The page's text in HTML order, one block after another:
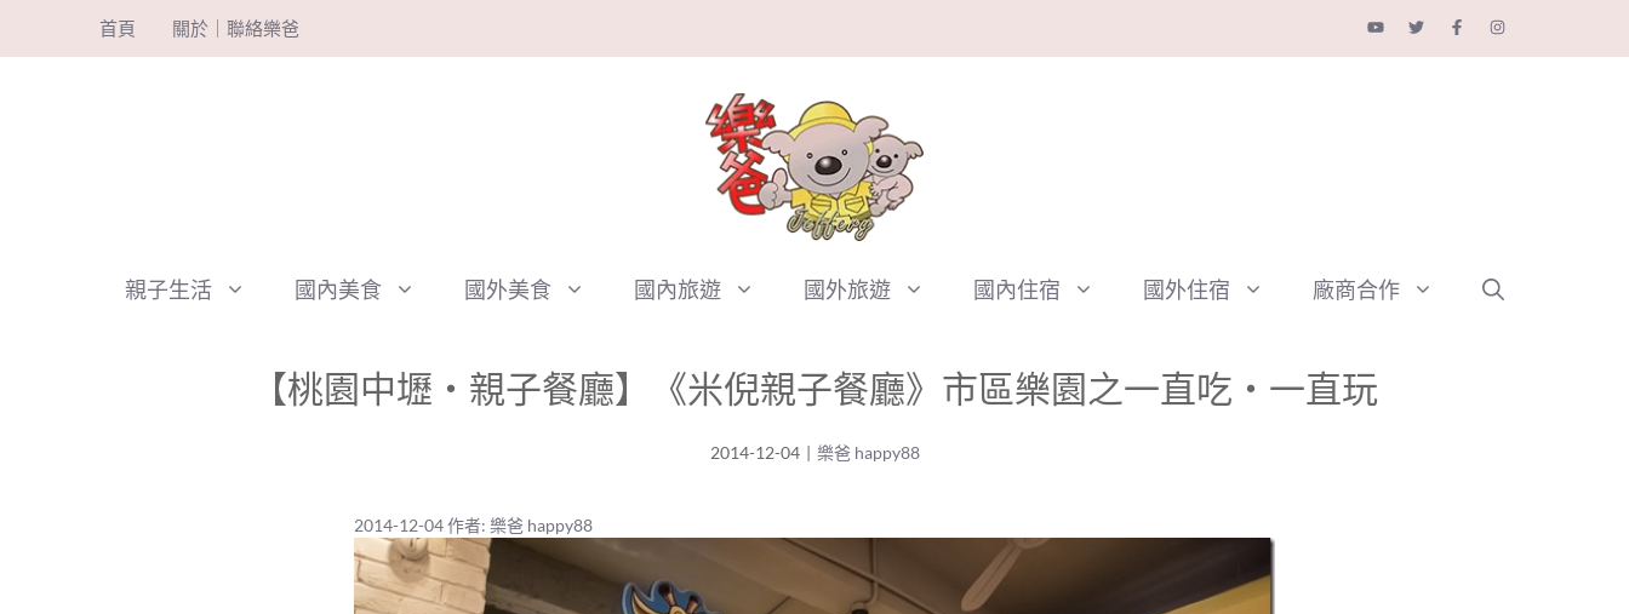
至
首頁 關於｜聯絡樂爸
親子生活 國內美食 國外美食 國內旅遊 國外旅遊 國內住宿 國外住宿 廠商合作
【桃園中壢‧親子餐廳】《米倪親子餐廳》市區樂園之一直吃‧一直玩
2014-12-04 | 樂爸 happy88
2014-12-04作者: 樂爸 happy88